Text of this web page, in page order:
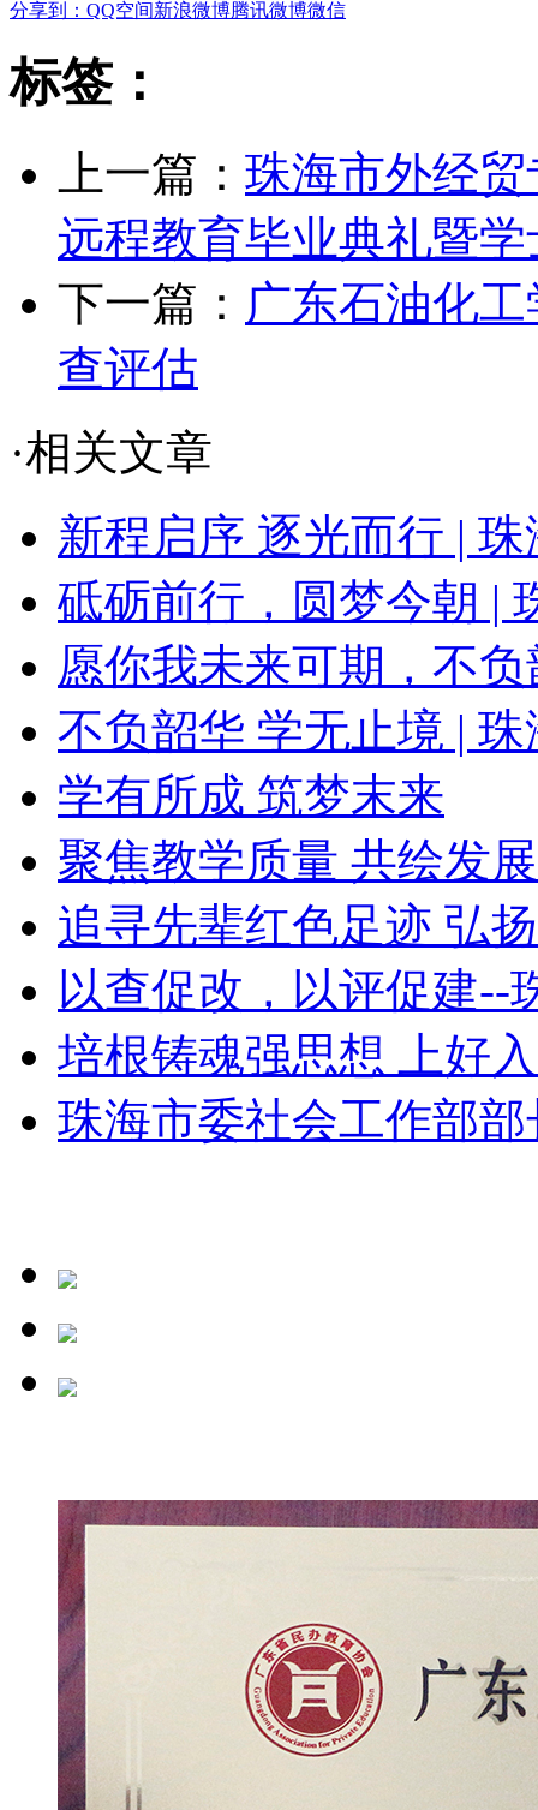
分享到： QQ空间新浪微博腾讯微博微信
标签：
上一篇： 珠海市外经
远程教育毕业典礼暨
下一篇： 广东石油化
查评估
·相关文章
新程启序 逐光而行 |
砥砺前行，圆梦今朝 |
愿你我未来可期，不
不负韶华 学无止境 |
学有所成 筑梦末来
聚焦教学质量 共绘发
追寻先辈红色足迹 弘
以查促改，以评促建--
培根铸魂强思想 上好
珠海市委社会工作部